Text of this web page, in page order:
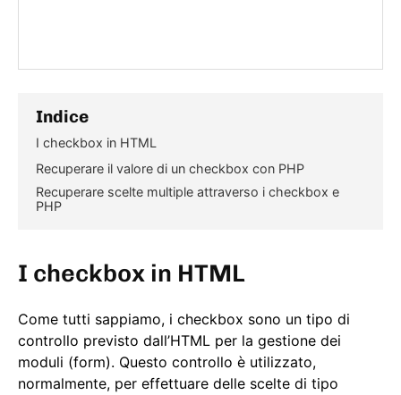
Indice
I checkbox in HTML
Recuperare il valore di un checkbox con PHP
Recuperare scelte multiple attraverso i checkbox e
PHP
I checkbox in HTML
Come tutti sappiamo, i checkbox sono un tipo di
controllo previsto dall’HTML per la gestione dei
moduli (form). Questo controllo è utilizzato,
normalmente, per effettuare delle scelte di tipo